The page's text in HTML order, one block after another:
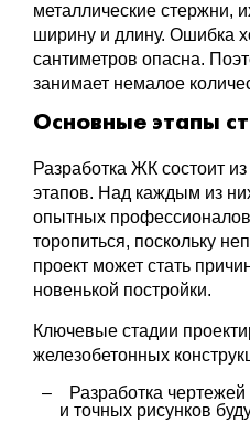
металлические стержни,
ширину и длину. Ошибка
сантиметров опасна.
занимает немалое
Основные этапы
Разработка ЖК состоит
этапов. Над каждым из
опытных
торопиться, поскольку
проект может стать
новенькой постройки.
Ключевые стадии
железобетонных
Разработка
и точных рисунков